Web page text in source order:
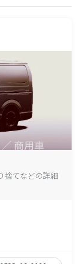
捨てなどの詳細